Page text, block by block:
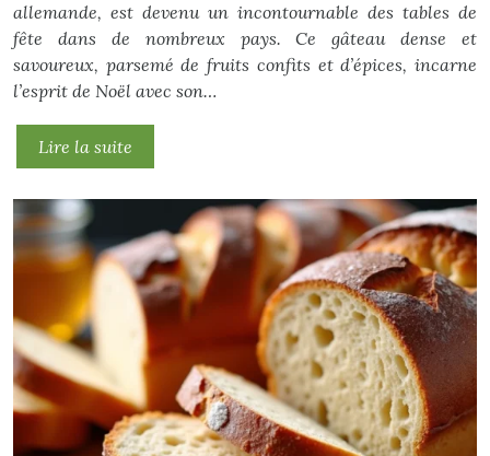
allemande, est devenu un incontournable des tables de
fête dans de nombreux pays. Ce gâteau dense et
savoureux, parsemé de fruits confits et d’épices, incarne
l’esprit de Noël avec son…
Lire la suite